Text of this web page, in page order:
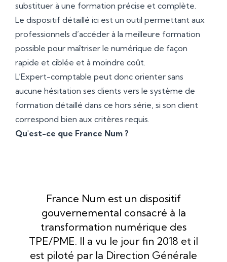
substituer à une formation précise et complète.
Le dispositif détaillé ici est un outil permettant aux
professionnels d’accéder à la meilleure formation
possible pour maîtriser le numérique de façon
rapide et ciblée et à moindre coût.
L’Expert-comptable peut donc orienter sans
aucune hésitation ses clients vers le système de
formation détaillé dans ce hors série, si son client
correspond bien aux critères requis.
Qu'est-ce que France Num ?
France Num est un dispositif
gouvernemental consacré à la
transformation numérique des
TPE/PME. Il a vu le jour fin 2018 et il
est piloté par la Direction Générale